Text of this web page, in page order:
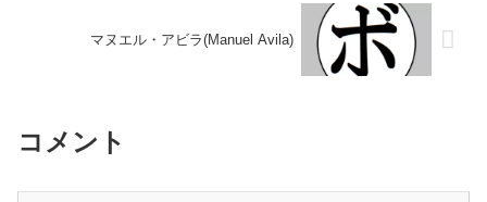
マヌエル・アビラ(Manuel Avila)
コメント